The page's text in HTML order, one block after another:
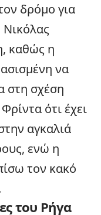
δρόμο για
καθώς η
να
στη σχέση
ότι έχει
αγκαλιά
ενώ η
τον κακό
του Ρήγα